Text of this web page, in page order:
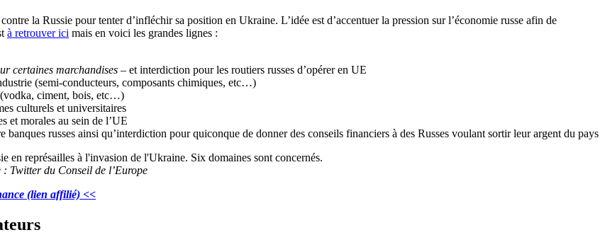
contre la Russie pour tenter d’infléchir sa position en Ukraine. L’idée est d’accentuer la pression sur l’économie russe afin de
à retrouver ici mais en voici les grandes lignes :
certaines marchandises – et interdiction pour les routiers russes d’opérer en UE
(semi-conducteurs, composants chimiques, etc…)
(vodka, ciment, bois, etc…)
culturels et universitaires
et morales au sein de l’UE
russes ainsi qu’interdiction pour quiconque de donner des conseils financiers à des Russes voulant sortir leur argent du pays
Twitter du Conseil de l’Europe
(lien affilié) <<